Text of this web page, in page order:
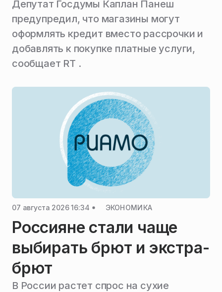
Депутат Госдумы Каплан Панеш
предупредил, что магазины могут
оформлять кредит вместо рассрочки и
добавлять к покупке платные услуги,
сообщает RT .
07 августа 2026 16:34 ЭКОНОМИКА
Россияне стали чаще
выбирать брют и экстра-
брют
В России растет спрос на сухие